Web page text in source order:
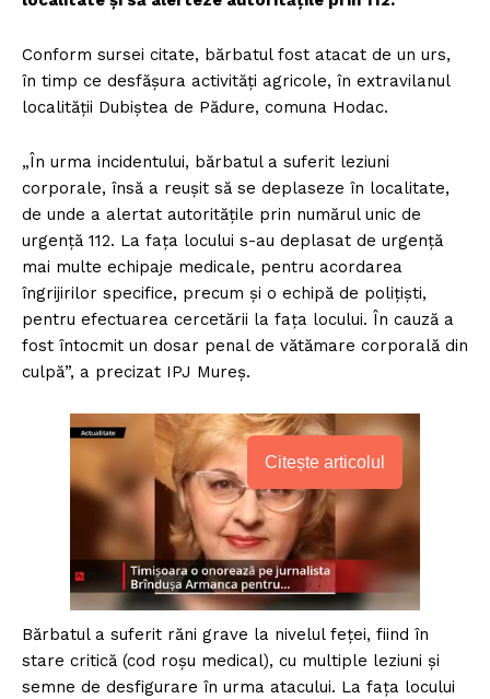
Conform sursei citate, bărbatul fost atacat de un urs,
în timp ce desfăşura activităţi agricole, în extravilanul
localităţii Dubiştea de Pădure, comuna Hodac.
„În urma incidentului, bărbatul a suferit leziuni
corporale, însă a reuşit să se deplaseze în localitate,
de unde a alertat autorităţile prin numărul unic de
urgenţă 112. La faţa locului s-au deplasat de urgenţă
mai multe echipaje medicale, pentru acordarea
îngrijirilor specifice, precum şi o echipă de poliţişti,
pentru efectuarea cercetării la faţa locului. În cauză a
fost întocmit un dosar penal de vătămare corporală din
culpă”, a precizat IPJ Mureş.
Citește articolul
Bărbatul a suferit răni grave la nivelul feţei, fiind în
stare critică (cod roşu medical), cu multiple leziuni şi
semne de desfigurare în urma atacului. La faţa locului